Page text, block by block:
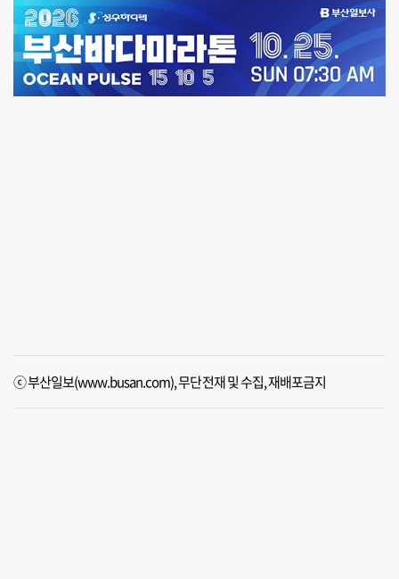
ⓒ 부산일보(www.busan.com), 무단전재 및 수집, 재배포금지